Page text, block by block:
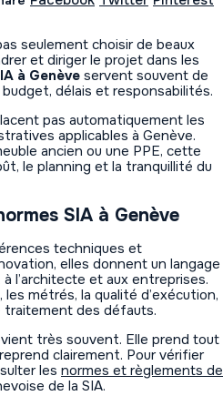
seulement choisir de beaux
et diriger le projet dans les
à Genèveservent souvent de
délais et responsabilités.
pas automatiquement les
applicables à Genève.
ancien ou une PPE, cette
le planning et la tranquillité du
SIA à Genève
techniques et
elles donnent un langage
l’architecte et aux entreprises.
métrés, la qualité d’exécution,
traitement des défauts.
très souvent. Elle prend tout
clairement. Pour vérifier
les normes et règlements de
de la SIA.